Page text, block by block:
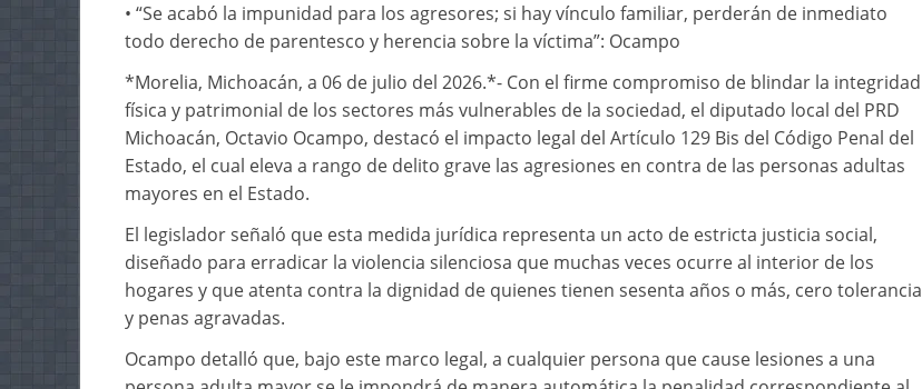
•⁠ ⁠⁠“Se acabó la impunidad para los agresores; si hay vínculo familiar, perderán de inmediato
todo derecho de parentesco y herencia sobre la víctima”: Ocampo
*Morelia, Michoacán, a 06 de julio del 2026.*- Con el firme compromiso de blindar la integridad
física y patrimonial de los sectores más vulnerables de la sociedad, el diputado local del PRD
Michoacán, Octavio Ocampo, destacó el impacto legal del Artículo 129 Bis del Código Penal del
Estado, el cual eleva a rango de delito grave las agresiones en contra de las personas adultas
mayores en el Estado.
El legislador señaló que esta medida jurídica representa un acto de estricta justicia social,
diseñado para erradicar la violencia silenciosa que muchas veces ocurre al interior de los
hogares y que atenta contra la dignidad de quienes tienen sesenta años o más, cero tolerancia
y penas agravadas.
Ocampo detalló que, bajo este marco legal, a cualquier persona que cause lesiones a una